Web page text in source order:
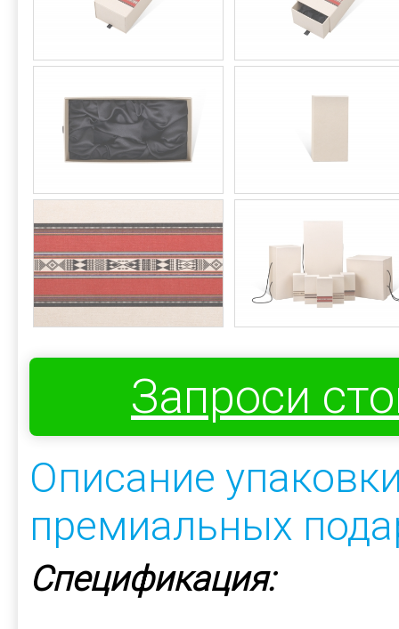
Запроси
Описание
премиальных
Спецификация: